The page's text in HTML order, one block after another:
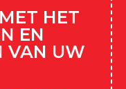
HET
EN
VAN UW